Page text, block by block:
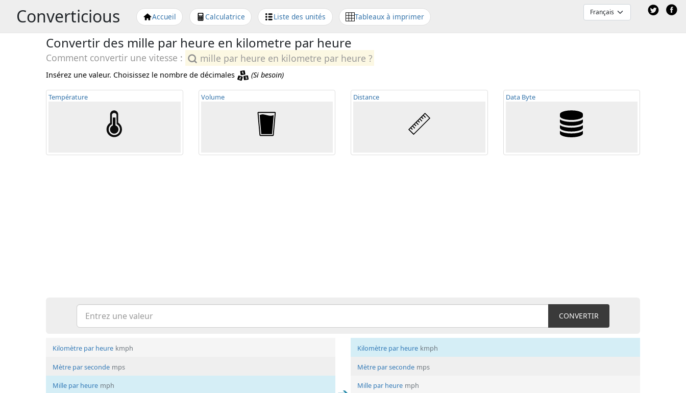
Converticious Accueil Calculatrice Liste des unités Tableaux à imprimer
Convertir des mille par heure en kilometre par heure
Comment convertir une vitesse : mille par heure en kilometre par heure ?
Insérez une valeur. Choisissez le nombre de décimales (Si besoin)
Température Volume Distance Data Byte
CONVERTIR
Kilomètre par heure kmph
Mètre par seconde mps
Mille par heure mph
Kilomètre par heure kmph
Mètre par seconde mps
Mille par heure mph